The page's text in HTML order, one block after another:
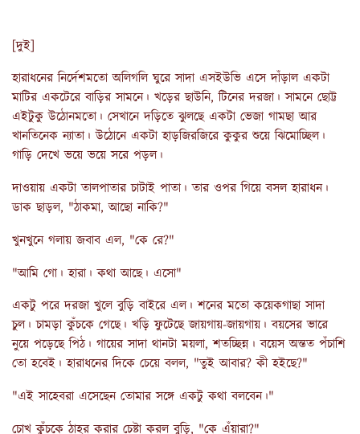
[দুই]
হারাধনের নির্দেশমতো অলিগলি ঘুরে সাদা এসইউভি এসে দাঁড়াল একটা
মাটির একটেরে বাড়ির সামনে। খড়ের ছাউনি, টিনের দরজা। সামনে ছোট্ট
এইটুকু উঠোনমতো। সেখানে দড়িতে ঝুলছে একটা ভেজা গামছা আর
খানতিনেক ন্যাতা। উঠোনে একটা হাড়জিরজিরে কুকুর শুয়ে ঝিমোচ্ছিল।
গাড়ি দেখে ভয়ে ভয়ে সরে পড়ল।
দাওয়ায় একটা তালপাতার চাটাই পাতা। তার ওপর গিয়ে বসল হারাধন।
ডাক ছাড়ল, "ঠাকমা, আছো নাকি?"
খুনখুনে গলায় জবাব এল, "কে রে?"
"আমি গো। হারা। কথা আছে। এসো"
একটু পরে দরজা খুলে বুড়ি বাইরে এল। শনের মতো কয়েকগাছা সাদা
চুল। চামড়া কুঁচকে গেছে। খড়ি ফুটেছে জায়গায়-জায়গায়। বয়সের ভারে
নুয়ে পড়েছে পিঠ। গায়ের সাদা থানটা ময়লা, শতচ্ছিন্ন। বয়েস অন্তত পঁচাশি
তো হবেই। হারাধনের দিকে চেয়ে বলল, "তুই আবার? কী হইছে?"
"এই সাহেবরা এসেছেন তোমার সঙ্গে একটু কথা বলবেন।"
চোখ কুঁচকে ঠাহর করার চেষ্টা করল বুড়ি, "কে এঁয়ারা?"